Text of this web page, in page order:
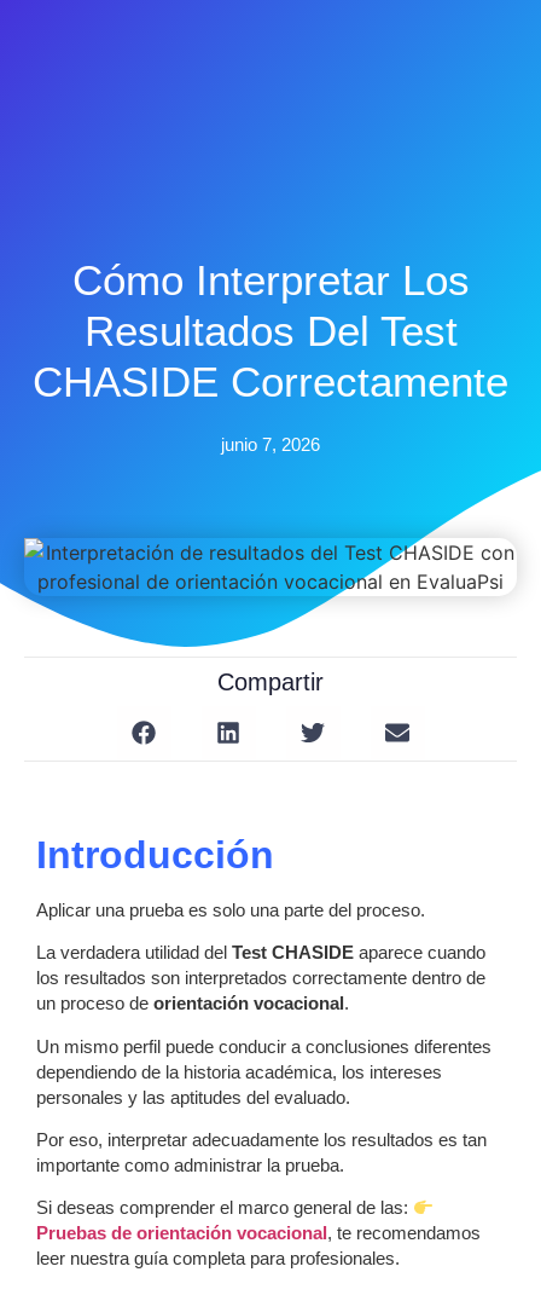
Cómo Interpretar Los
Resultados Del Test
CHASIDE Correctamente
junio 7, 2026
Compartir
Introducción
Aplicar una prueba es solo una parte del proceso.
La verdadera utilidad del Test CHASIDE aparece cuando
los resultados son interpretados correctamente dentro de
un proceso de orientación vocacional.
Un mismo perfil puede conducir a conclusiones diferentes
dependiendo de la historia académica, los intereses
personales y las aptitudes del evaluado.
Por eso, interpretar adecuadamente los resultados es tan
importante como administrar la prueba.
Si deseas comprender el marco general de las:
Pruebas de orientación vocacional, te recomendamos
leer nuestra guía completa para profesionales.